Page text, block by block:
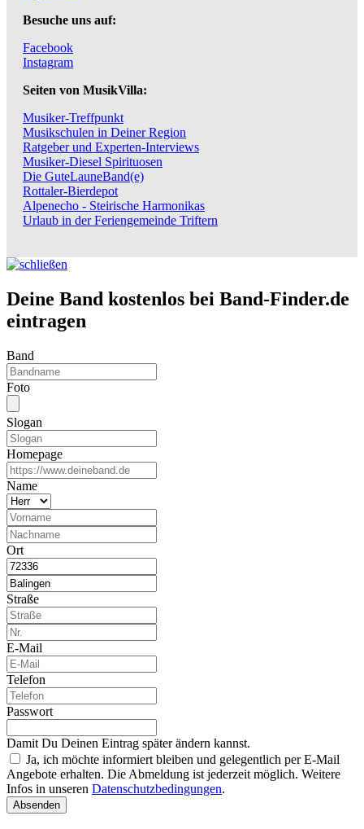
Besuche uns auf:
Facebook
Instagram
Seiten von MusikVilla:
Musiker-Treffpunkt
Musikschulen in Deiner Region
Ratgeber und Experten-Interviews
Musiker-Diesel Spirituosen
Die GuteLauneBand(e)
Rottaler-Bierdepot
Alpenecho - Steirische Harmonikas
Urlaub in der Feriengemeinde Triftern
Deine Band kostenlos bei Band-Finder.de
eintragen
Band
Foto
Slogan
Homepage
Name
Ort
Straße
E-Mail
Telefon
Passwort
Damit Du Deinen Eintrag später ändern kannst.
Ja, ich möchte informiert bleiben und gelegentlich per E-Mail
Angebote erhalten. Die Abmeldung ist jederzeit möglich. Weitere
Infos in unseren Datenschutzbedingungen.
Absenden